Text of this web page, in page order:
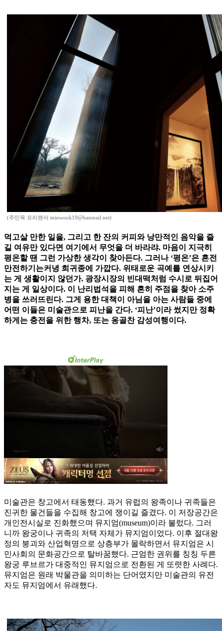
(주민욱 프리랜서 minwook19@hanmail.net)
먹고살 만한 일을, 그리고 한 잔의 커피와 낭만적인 음악을 즐
길 여유만 있다면 여기에서 무엇을 더 바라랴. 마음이 지극히
평온할 땐 그런 가상한 생각이 찾아든다. 그러나 ‘평온’은 흔전
만전하기는커녕 희귀종에 가깝다. 위태로운 곡예를 연상시키
는 게 생활이지 않던가. 광장시장의 빈대떡처럼 수시로 뒤집어
지는 게 일상이다. 이 난리법석을 피해 흔히 주점을 찾아 소주
병을 쓰러뜨린다. 그게 용한 대책이 아님을 아는 사람들 중에
어떤 이들은 미술관으로 피난을 간다. ‘피난’이라 썼지만 정확
하게는 충전을 위한 행차, 또는 옹골찬 감성여행이다.
미술관은 창고에서 태동했다. 과거 유럽의 왕족이나 귀족들은
진귀한 물건들을 수집해 창고에 쟁이길 즐겼다. 이 저장공간은
개인전시실로 진화했으며 뮤지엄(museum)이라 불렀다. 그러
니까 왕궁이나 귀족의 저택 자체가 뮤지엄이었다. 이후 절대왕
정의 붕괴와 산업혁명으로 상층부가 몰락하면서 뮤지엄은 시
민사회의 문화공간으로 탈바꿈했다. 근엄한 권위를 칭칭 두른
왕궁 루브르가 대중적인 뮤지엄으로 전환된 게 또렷한 사례다.
뮤지엄은 원래 박물관을 의미하는 단어였지만 미술관의 유전
자도 뮤지엄에서 유래했다.